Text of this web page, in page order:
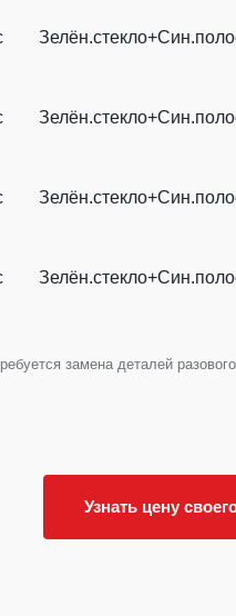
замена деталей
Узнать цену